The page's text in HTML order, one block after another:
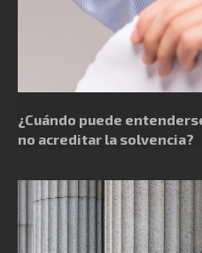
¿Cuándo puede
no acreditar la solvencia?